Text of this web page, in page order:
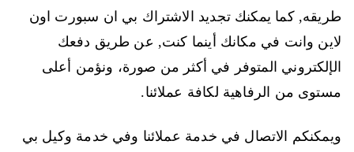
طريقه, كما يمكنك تجديد الاشتراك بي ان سبورت اون
لاين وانت في مكانك أينما كنت, عن طريق دفعك
الإلكتروني المتوفر في أكثر من صورة، ونؤمن أعلى
مستوى من الرفاهية لكافة عملائنا.
ويمكنكم الاتصال في خدمة عملائنا وفي خدمة وكيل بي